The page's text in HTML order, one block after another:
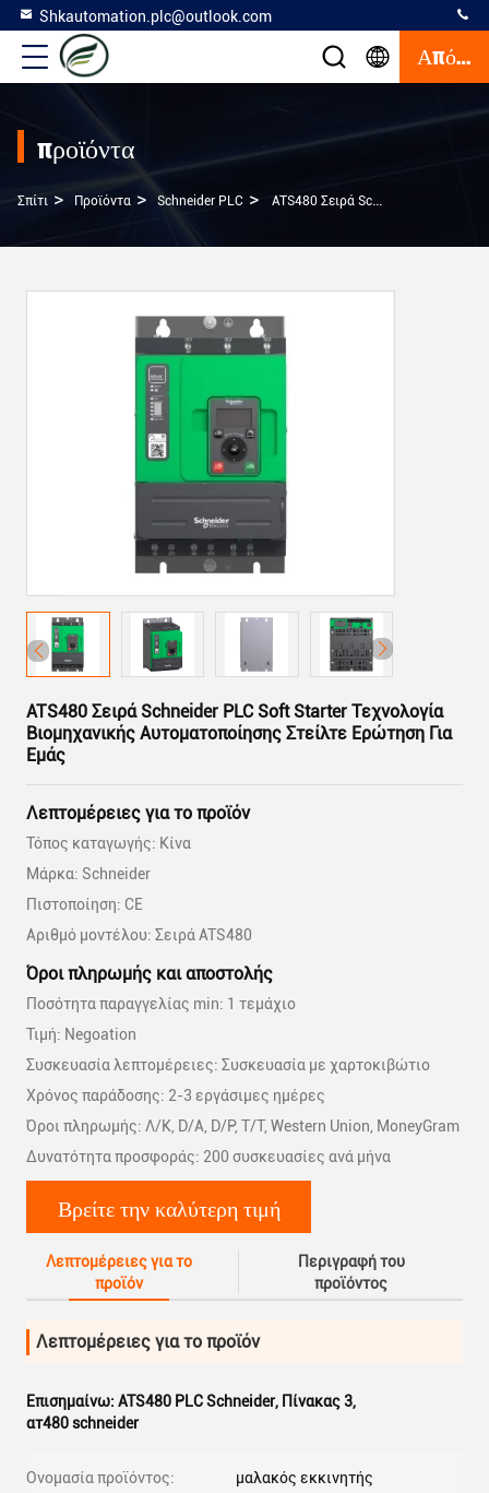
Shkautomation.plc@outlook.com
Απόσπασμα
προϊόντα
Σπίτι > Προϊόντα > Schneider PLC > ATS480 Σειρά Schneider PLC Soft Starter Τεχνολογία Βιομηχανικής Αυτοματοποίησης Στείλτε Ερώτηση Για Εμάς
ATS480 Σειρά Schneider PLC Soft Starter Τεχνολογία
Βιομηχανικής Αυτοματοποίησης Στείλτε Ερώτηση Για
Εμάς
Λεπτομέρειες για το προϊόν
Τόπος καταγωγής: Κίνα
Μάρκα: Schneider
Πιστοποίηση: CE
Αριθμό μοντέλου: Σειρά ATS480
Όροι πληρωμής και αποστολής
Ποσότητα παραγγελίας min: 1 τεμάχιο
Τιμή: Negoation
Συσκευασία λεπτομέρειες: Συσκευασία με χαρτοκιβώτιο
Χρόνος παράδοσης: 2-3 εργάσιμες ημέρες
Όροι πληρωμής: Λ/Κ, D/A, D/P, T/T, Western Union, MoneyGram
Δυνατότητα προσφοράς: 200 συσκευασίες ανά μήνα
Βρείτε την καλύτερη τιμή
Λεπτομέρειες για το
προϊόν
Περιγραφή του
προϊόντος
Λεπτομέρειες για το προϊόν
Επισημαίνω: ATS480 PLC Schneider, Πίνακας 3,
ατ480 schneider
Ονομασία προϊόντος: μαλακός εκκινητής